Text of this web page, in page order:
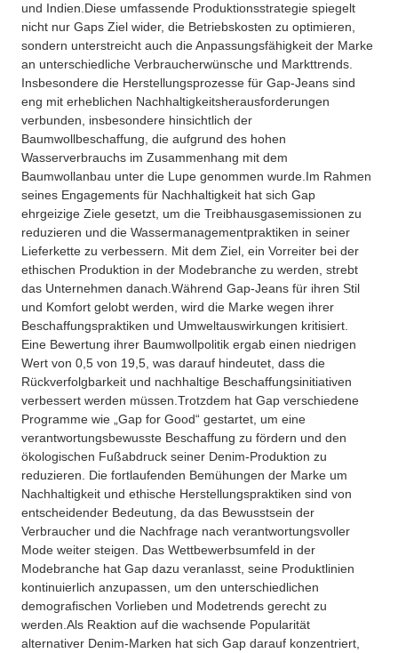
und Indien.Diese umfassende Produktionsstrategie spiegelt
nicht nur Gaps Ziel wider, die Betriebskosten zu optimieren,
sondern unterstreicht auch die Anpassungsfähigkeit der Marke
an unterschiedliche Verbraucherwünsche und Markttrends.
Insbesondere die Herstellungsprozesse für Gap-Jeans sind
eng mit erheblichen Nachhaltigkeitsherausforderungen
verbunden, insbesondere hinsichtlich der
Baumwollbeschaffung, die aufgrund des hohen
Wasserverbrauchs im Zusammenhang mit dem
Baumwollanbau unter die Lupe genommen wurde.Im Rahmen
seines Engagements für Nachhaltigkeit hat sich Gap
ehrgeizige Ziele gesetzt, um die Treibhausgasemissionen zu
reduzieren und die Wassermanagementpraktiken in seiner
Lieferkette zu verbessern. Mit dem Ziel, ein Vorreiter bei der
ethischen Produktion in der Modebranche zu werden, strebt
das Unternehmen danach.Während Gap-Jeans für ihren Stil
und Komfort gelobt werden, wird die Marke wegen ihrer
Beschaffungspraktiken und Umweltauswirkungen kritisiert.
Eine Bewertung ihrer Baumwollpolitik ergab einen niedrigen
Wert von 0,5 von 19,5, was darauf hindeutet, dass die
Rückverfolgbarkeit und nachhaltige Beschaffungsinitiativen
verbessert werden müssen.Trotzdem hat Gap verschiedene
Programme wie „Gap for Good“ gestartet, um eine
verantwortungsbewusste Beschaffung zu fördern und den
ökologischen Fußabdruck seiner Denim-Produktion zu
reduzieren. Die fortlaufenden Bemühungen der Marke um
Nachhaltigkeit und ethische Herstellungspraktiken sind von
entscheidender Bedeutung, da das Bewusstsein der
Verbraucher und die Nachfrage nach verantwortungsvoller
Mode weiter steigen. Das Wettbewerbsumfeld in der
Modebranche hat Gap dazu veranlasst, seine Produktlinien
kontinuierlich anzupassen, um den unterschiedlichen
demografischen Vorlieben und Modetrends gerecht zu
werden.Als Reaktion auf die wachsende Popularität
alternativer Denim-Marken hat sich Gap darauf konzentriert,